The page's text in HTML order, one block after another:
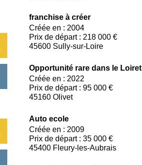
franchise à créer
Créée en : 2004
Prix de départ : 218 000 €
45600 Sully-sur-Loire
Opportunité rare dans le Loiret
Créée en : 2022
Prix de départ : 95 000 €
45160 Olivet
Auto ecole
Créée en : 2009
Prix de départ : 35 000 €
45400 Fleury-les-Aubrais